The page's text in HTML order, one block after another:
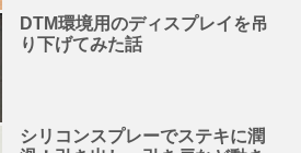
DTM環境用のディスプレイを吊
り下げてみた話
シリコンスプレーでステキに潤